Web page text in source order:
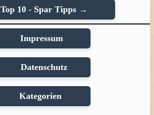
Top 10 - Spar Tipps →
Impressum
Datenschutz
Kategorien